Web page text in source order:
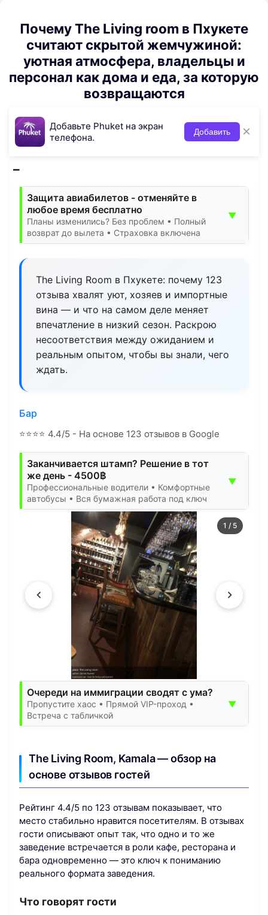
Почему The Living room в Пхукете
считают скрытой жемчужиной:
уютная атмосфера, владельцы и
персонал как дома и еда, за которую
возвращаются
Добавьте Phuket на экран
телефона.
Добавить ×
Защита авиабилетов - отменяйте в
любое время бесплатно
Планы изменились? Без проблем • Полный
возврат до вылета • Страховка включена
▼
The Living Room в Пхукете: почему 123
отзыва хвалят уют, хозяев и импортные
вина — и что на самом деле меняет
впечатление в низкий сезон. Раскрою
несоответствия между ожиданием и
реальным опытом, чтобы вы знали, чего
ждать.
Бар
⭐⭐⭐⭐ 4.4/5 - На основе 123 отзывов в Google
Заканчивается штамп? Решение в тот
же день - 4500฿
Профессиональные водители • Комфортные
автобусы • Вся бумажная работа под ключ
▼
1 / 5
Очереди на иммиграции сводят с ума?
Пропустите хаос • Прямой VIP-проход •
Встреча с табличкой
▼
The Living Room, Kamala — обзор на
основе отзывов гостей
Рейтинг 4.4/5 по 123 отзывам показывает, что
место стабильно нравится посетителям. В отзывах
гости описывают опыт так, что одно и то же
заведение встречается в роли кафе, ресторана и
бара одновременно — это ключ к пониманию
реального формата заведения.
Что говорят гости